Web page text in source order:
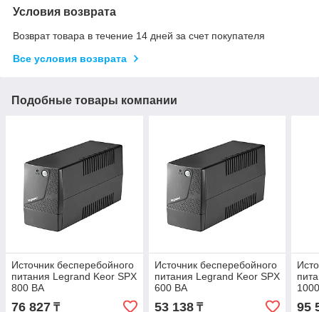
Условия возврата
Возврат товара в течение 14 дней за счет покупателя
Все условия возврата
Подобные товары компании
Источник бесперебойного
питания Legrand Keor SPX
800 ВА
76 827 ₸
Источник бесперебойного
питания Legrand Keor SPX
600 ВА
53 138₸ 95